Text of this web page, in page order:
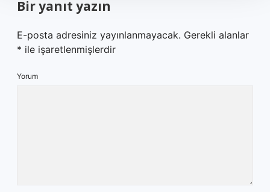
Bir yanıt yazın
E-posta adresiniz yayınlanmayacak. Gerekli alanlar
* ile işaretlenmişlerdir
Yorum